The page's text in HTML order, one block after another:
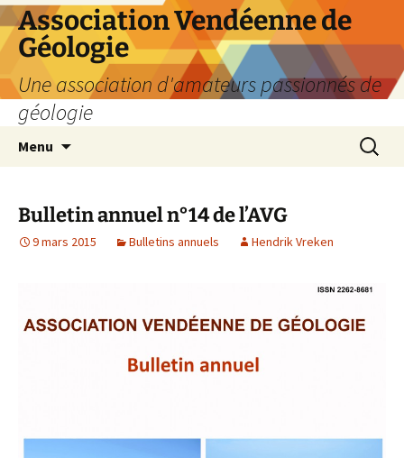
Aller
au
contenu
Association Vendéenne de
Géologie
Une association d'amateurs passionnés de
géologie
Menu
Bulletin annuel n°14 de l’AVG
9 mars 2015 Bulletins annuels Hendrik Vreken